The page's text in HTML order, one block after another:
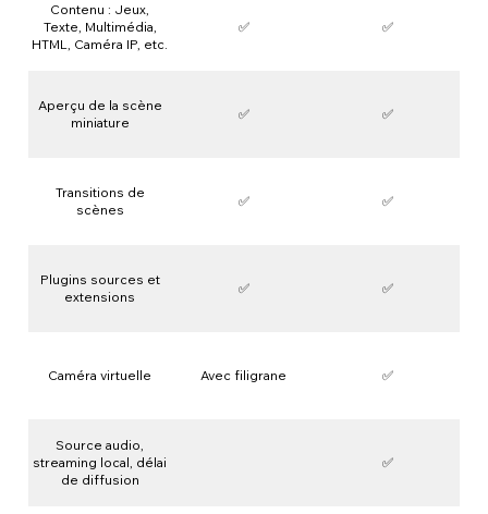
Contenu : Jeux,
Texte, Multimédia,
HTML, Caméra IP, etc.
✅ ✅
Aperçu de la scène
miniature
✅ ✅
Transitions de
scènes
✅ ✅
Plugins sources et
extensions
✅ ✅
Caméra virtuelle Avec filigrane ✅
Source audio,
streaming local, délai
de diffusion
✅